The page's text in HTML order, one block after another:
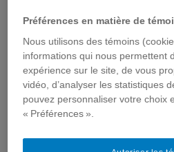
participera à la journée
mieux vivrequi s’intitule
alimentaire : construire
alimentation saine,
Coutant développe,
sociotechnique une expertise
prend le numérique, tant
communicateurs que
Préférences en matière de
Nous utilisons des témoins
informations qui nous permettent
expérience sur le site, de vous
vidéo, d’analyser les statistiques
pouvez personnaliser votre choix
« Préférences ».